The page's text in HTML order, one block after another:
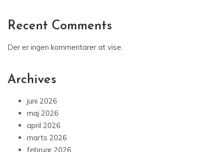
Recent Comments
Der er ingen kommentarer at vise.
Archives
juni 2026
maj 2026
april 2026
marts 2026
februar 2026